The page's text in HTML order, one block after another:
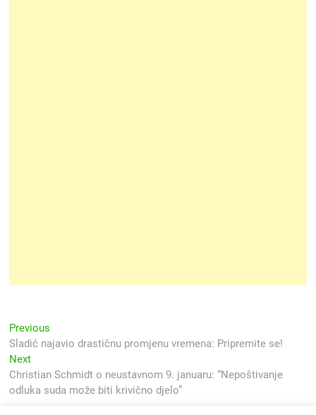
Navigacija
objava
Previous
post:
Sladić najavio drastičnu promjenu vremena: Pripremite se!
NextNext
post:
Christian Schmidt o neustavnom 9. januaru: “Nepoštivanje
odluka suda može biti krivično djelo”